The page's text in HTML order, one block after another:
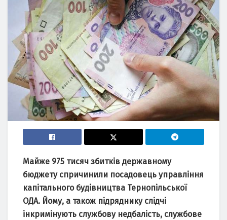
Майже 975 тисяч збитків державному
бюджету спричинили посадовець управління
капітального будівництва Тернопільської
ОДА. Йому, а також підряднику слідчі
інкримінують службову недбалість, службове